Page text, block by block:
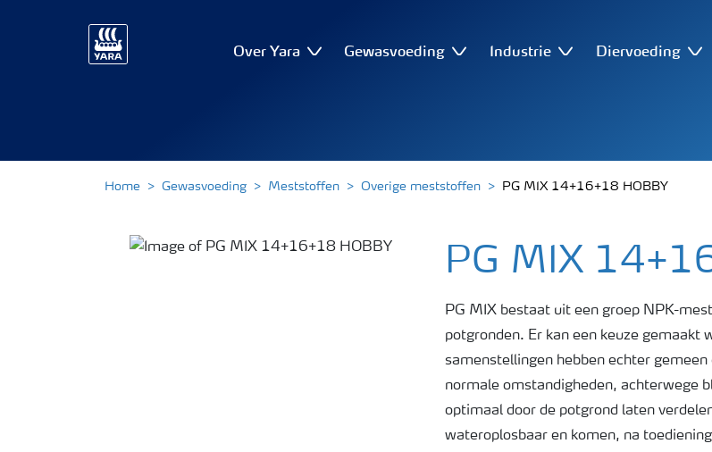
Over Yara Gewasvoeding Industrie Diervoeding
Home Gewasvoeding Meststoffen Overige meststoffen PG MIX 14+16+18 HOBBY
PG MIX
PG MIX bestaat uit een groep NPK-
potgronden. Er kan een keuze
samenstellingen hebben echter
normale omstandigheden, achterwege
optimaal door de potgrond laten
wateroplosbaar en komen, na